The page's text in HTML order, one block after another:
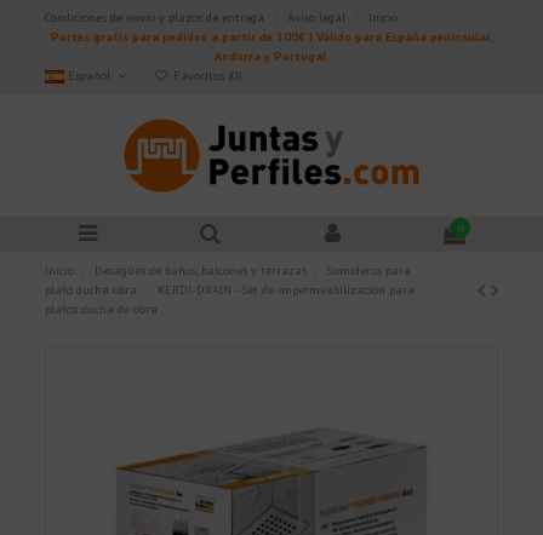
Condiciones de envío y plazos de entrega Aviso legal
Inicio
Portes gratis para pedidos a partir de 100€ | Válido para España peninsular,
Andorra y Portugal.
Español
Favoritos (0)
0
Inicio Desagües de baños, balcones y terrazas
Sumideros para
plato ducha obra
KERDI-DRAIN - Set de impermeabilización para
platos ducha de obra